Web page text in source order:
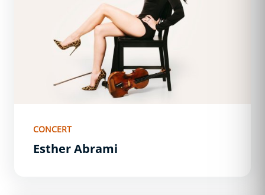
CONCERT
Esther Abrami